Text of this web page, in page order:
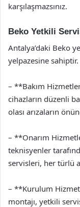
karşılaşmazsınız.
Beko Yetkili
Antalya’daki Beko
yelpazesine
– **Bakım
cihazların düzenli
olası arızaların
– **Onarım
teknisyenler
servisleri, her türlü
– **Kurulum
montajı, yetkili